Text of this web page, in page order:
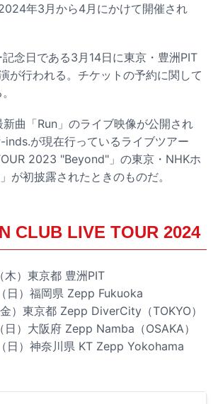
年3月から4月にかけて開催され
念日である3月14日に東京・豊洲PIT
が行われる。チケットの予約に関して
新曲「Run」のライブ映像が公開され
inds.が現在行っているライブツアー
2023 "Beyond"」の東京・NHKホ
が初披露されたときのものだ。
CLUB LIVE TOUR 2024
）東京都 豊洲PIT
日）福岡県 Zepp Fukuoka
）東京都 Zepp DiverCity（TOKYO）
）大阪府 Zepp Namba（OSAKA）
日）神奈川県 KT Zepp Yokohama